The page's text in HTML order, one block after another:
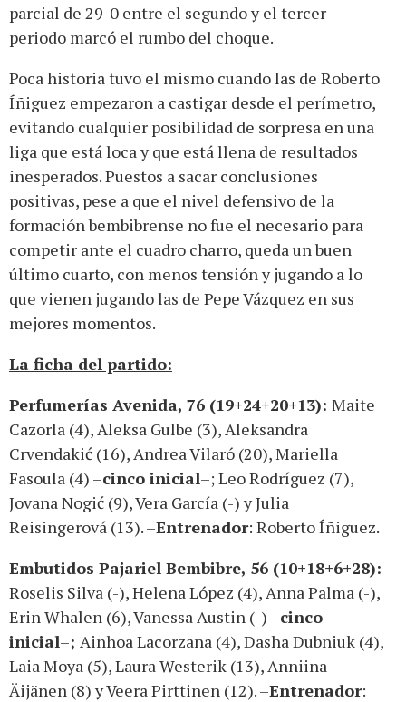
parcial de 29-0 entre el segundo y el tercer
periodo marcó el rumbo del choque.
Poca historia tuvo el mismo cuando las de Roberto
Íñiguez empezaron a castigar desde el perímetro,
evitando cualquier posibilidad de sorpresa en una
liga que está loca y que está llena de resultados
inesperados. Puestos a sacar conclusiones
positivas, pese a que el nivel defensivo de la
formación bembibrense no fue el necesario para
competir ante el cuadro charro, queda un buen
último cuarto, con menos tensión y jugando a lo
que vienen jugando las de Pepe Vázquez en sus
mejores momentos.
La ficha del partido:
Perfumerías Avenida, 76 (19+24+20+13): Maite
Cazorla (4), Aleksa Gulbe (3), Aleksandra
Crvendakić (16), Andrea Vilaró (20), Mariella
Fasoula (4) ­–cinco inicial–; Leo Rodríguez (7),
Jovana Nogić (9), Vera García (-) y Julia
Reisingerová (13). ­–Entrenador: Roberto Íñiguez.
Embutidos Pajariel Bembibre, 56 (10+18+6+28):
Roselis Silva (-), Helena López (4), Anna Palma (-),
Erin Whalen (6), Vanessa Austin (-) –cinco
inicial–; Ainhoa Lacorzana (4), Dasha Dubniuk (4),
Laia Moya (5), Laura Westerik (13), Anniina
Äijänen (8) y Veera Pirttinen (12). –Entrenador: